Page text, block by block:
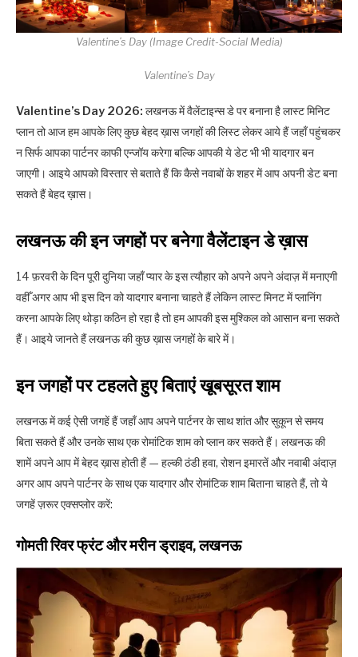
Valentine’s Day (Image Credit-Social Media)
Valentine’s Day
Valentine’s Day 2026: लखनऊ में वैलेंटाइन्स डे पर बनाना है लास्ट मिनिट
प्लान तो आज हम आपके लिए कुछ बेहद ख़ास जगहों की लिस्ट लेकर आये हैं जहाँ पहुंचकर
न सिर्फ आपका पार्टनर काफी एन्जॉय करेगा बल्कि आपकी ये डेट भी भी यादगार बन
जाएगी। आइये आपको विस्तार से बताते हैं कि कैसे नवाबों के शहर में आप अपनी डेट बना
सकते हैं बेहद ख़ास।
लखनऊ की इन जगहों पर बनेगा वैलेंटाइन डे ख़ास
14 फ़रवरी के दिन पूरी दुनिया जहाँ प्यार के इस त्यौहार को अपने अपने अंदाज़ में मनाएगी
वहीँ अगर आप भी इस दिन को यादगार बनाना चाहते हैं लेकिन लास्ट मिनट में प्लानिंग
करना आपके लिए थोड़ा कठिन हो रहा है तो हम आपकी इस मुश्किल को आसान बना सकते
हैं। आइये जानते हैं लखनऊ की कुछ ख़ास जगहों के बारे में।
इन जगहों पर टहलते हुए बिताएं खूबसूरत शाम
लखनऊ में कई ऐसी जगहें हैं जहाँ आप अपने पार्टनर के साथ शांत और सुकून से समय
बिता सकते हैं और उनके साथ एक रोमांटिक शाम को प्लान कर सकते हैं। लखनऊ की
शामें अपने आप में बेहद ख़ास होती हैं — हल्की ठंडी हवा, रोशन इमारतें और नवाबी अंदाज़
अगर आप अपने पार्टनर के साथ एक यादगार और रोमांटिक शाम बिताना चाहते हैं, तो ये
जगहें ज़रूर एक्सप्लोर करें:
गोमती रिवर फ्रंट और मरीन ड्राइव, लखनऊ